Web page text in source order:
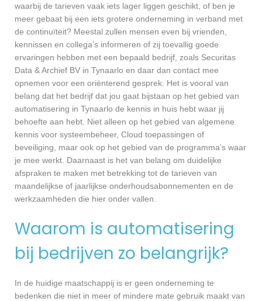
waarbij de tarieven vaak iets lager liggen geschikt, of ben je
meer gebaat bij een iets grotere onderneming in verband met
de continuïteit? Meestal zullen mensen even bij vrienden,
kennissen en collega’s informeren of zij toevallig goede
ervaringen hebben met een bepaald bedrijf, zoals Securitas
Data & Archief BV in Tynaarlo en daar dan contact mee
opnemen voor een oriënterend gesprek. Het is vooral van
belang dat het bedrijf dat jou gaat bijstaan op het gebied van
automatisering in Tynaarlo de kennis in huis hebt waar jij
behoefte aan hebt. Niet alleen op het gebied van algemene
kennis voor systeembeheer, Cloud toepassingen of
beveiliging, maar ook op het gebied van de programma’s waar
je mee werkt. Daarnaast is het van belang om duidelijke
afspraken te maken met betrekking tot de tarieven van
maandelijkse of jaarlijkse onderhoudsabonnementen en de
werkzaamheden die hier onder vallen.
Waarom is automatisering
bij bedrijven zo belangrijk?
In de huidige maatschappij is er geen onderneming te
bedenken die niet in meer of mindere mate gebruik maakt van